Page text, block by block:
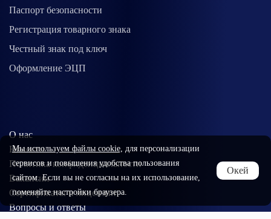
Паспорт безопасности
Регистрация товарного знака
Честный знак под ключ
Оформление ЭЦП
О нас
Новости
Политика конфиденциальности
Вакансии
Cертификаты и лицензии
Вопросы и ответы
Мы используем файлы cookie, для персонализации
сервисов и повышения удобства пользования
сайтом. Если вы не согласны на их использование,
поменяйте настройки браузера.
Окей